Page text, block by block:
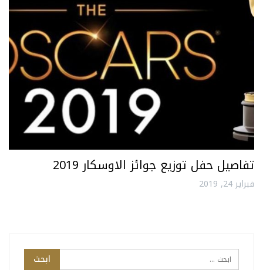
تفاصيل حفل توزيع جوائز الاوسكار 2019
فبراير 24, 2019